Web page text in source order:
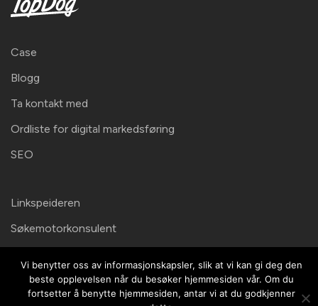
Case
Blogg
Ta kontakt med
Ordliste for digital markedsføring
SEO
Linkspeideren
Søkemotorkonsulent
Kontaktinformation
Vi benytter oss av informasjonskapsler, slik at vi kan gi deg den
beste opplevelsen når du besøker hjemmesiden vår. Om du
fortsetter å benytte hjemmesiden, antar vi at du godkjenner